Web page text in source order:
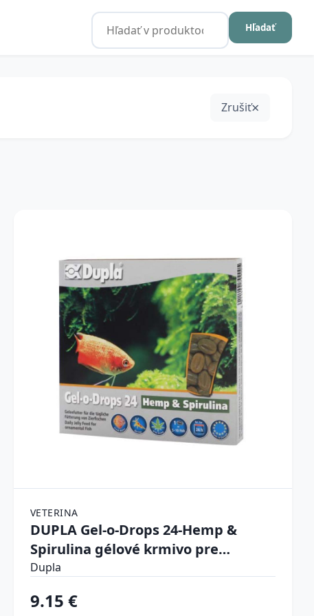
Hľadať
Zrušiť
VETERINA
DUPLA Gel-o-Drops 24-Hemp &
Spirulina gélové krmivo pre
okrasné ryby /konope a spirulina
Dupla
9.15 €